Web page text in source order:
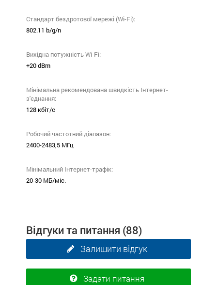
Стандарт бездротової мережі (Wi-Fi):
802.11 b/g/n
Вихідна потужність Wi-Fi:
+20 dBm
Мінімальна рекомендована швидкість Інтернет-
з'єднання:
128 кбіт/с
Робочий частотний діапазон:
2400-2483,5 МГц
Мінімальний Інтернет-трафік:
20-30 МБ/міс.
Відгуки та питання (88)
Залишити відгук
Задати питання